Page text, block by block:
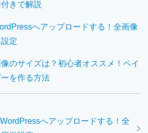
きで解説
へアップロードする！全画像
定
のサイズは？初心者オススメ！ペイ
を作る方法
へアップロードする！全